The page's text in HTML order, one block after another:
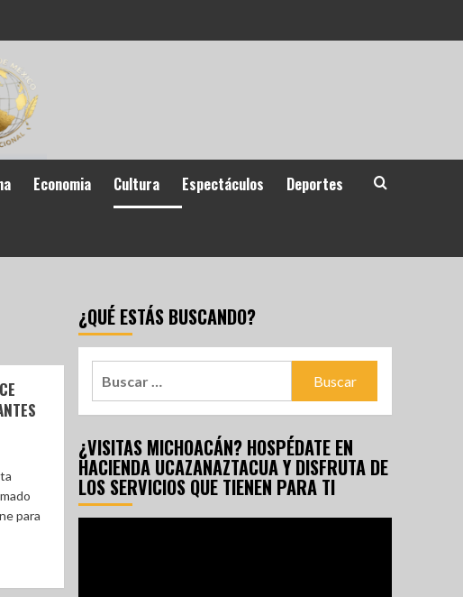
Economia Cultura Espectáculos Deportes
para
¿QUÉ ESTÁS BUSCANDO?
¿VISITAS MICHOACÁN? HOSPÉDATE EN
HACIENDA UCAZANAZTACUA Y DISFRUTA DE
LOS SERVICIOS QUE TIENEN PARA TI